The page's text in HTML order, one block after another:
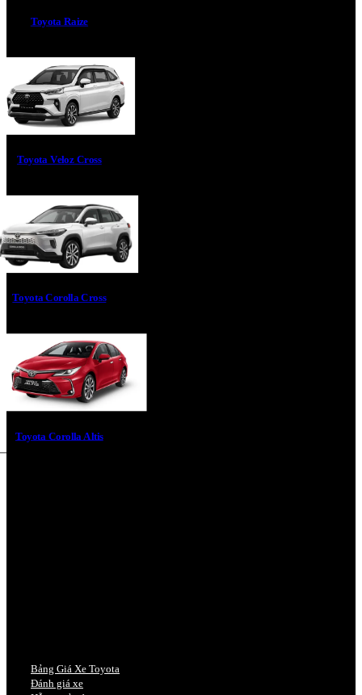
Toyota Raize
Toyota Veloz Cross
Toyota Corolla Cross
Toyota Corolla Altis
Bảng Giá Xe Toyota
Đánh giá xe